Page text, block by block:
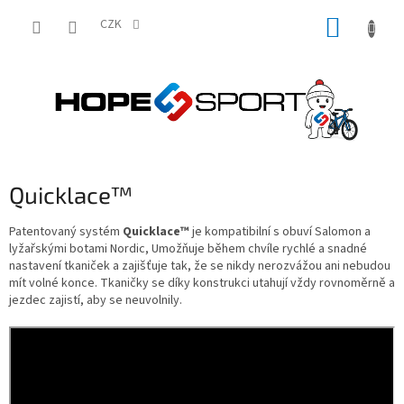
CZK
Quicklace™
Patentovaný systém Quicklace™ je kompatibilní s obuví Salomon a
lyžařskými botami Nordic, Umožňuje během chvíle rychlé a snadné
nastavení tkaniček a zajišťuje tak, že se nikdy nerozvážou ani nebudou
mít volné konce. Tkaničky se díky konstrukci utahují vždy rovnoměrně a
jezdec zajistí, aby se neuvolnily.